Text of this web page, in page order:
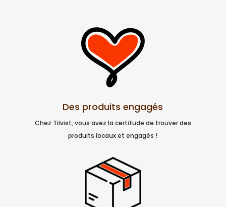
Des produits engagés
Chez Tilvist, vous avez la certitude de trouver des
produits locaux et engagés !